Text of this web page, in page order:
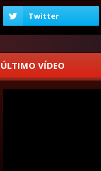
ÚLTIMO VÍDEO